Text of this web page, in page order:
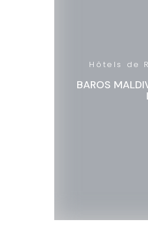
Hôtels de
BAROS